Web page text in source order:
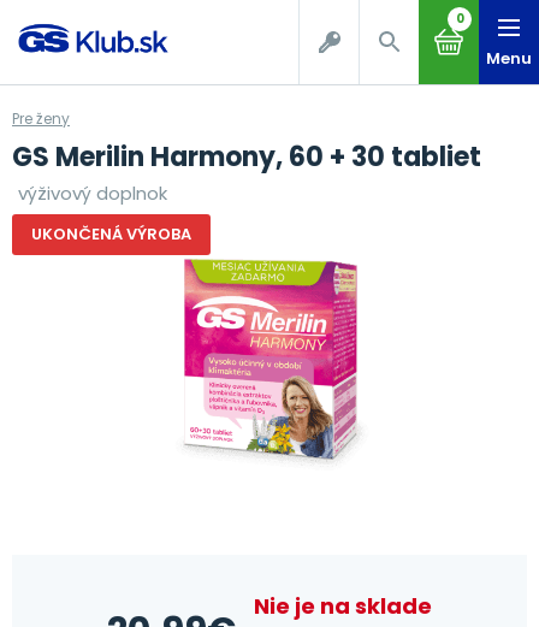
0
Menu
Pre ženy
GS Merilin Harmony, 60 + 30 tabliet
výživový doplnok
UKONČENÁ VÝROBA
Nie je na sklade